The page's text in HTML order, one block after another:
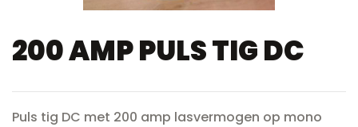
200 AMP PULS TIG DC
Puls tig DC met 200 amp lasvermogen op mono